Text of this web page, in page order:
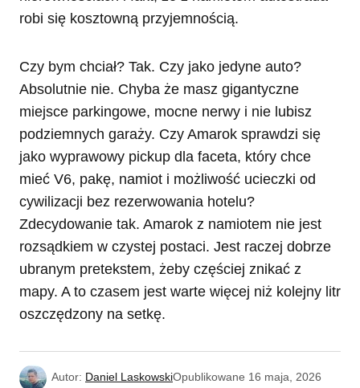
robi się kosztowną przyjemnością.
Czy bym chciał? Tak. Czy jako jedyne auto?
Absolutnie nie. Chyba że masz gigantyczne
miejsce parkingowe, mocne nerwy i nie lubisz
podziemnych garaży. Czy Amarok sprawdzi się
jako wyprawowy pickup dla faceta, który chce
mieć V6, pakę, namiot i możliwość ucieczki od
cywilizacji bez rezerwowania hotelu?
Zdecydowanie tak. Amarok z namiotem nie jest
rozsądkiem w czystej postaci. Jest raczej dobrze
ubranym pretekstem, żeby częściej znikać z
mapy. A to czasem jest warte więcej niż kolejny litr
oszczędzony na setkę.
Autor: Daniel LaskowskiOpublikowane 16 maja, 2026